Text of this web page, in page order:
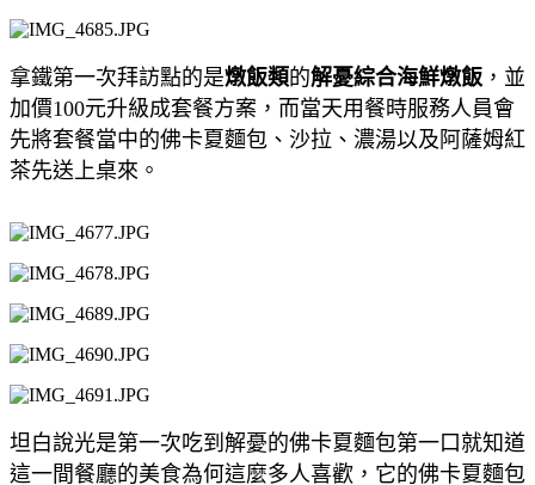
拿鐵第一次拜訪點的是燉飯類的解憂綜合海鮮燉飯 ，並
加價100元升級成套餐方案，而當天用餐時服務人員會
先將套餐當中的佛卡夏麵包、沙拉、濃湯以及阿薩姆紅
茶先送上桌來。
坦白說光是第一次吃到解憂的佛卡夏麵包第一口就知道
這一間餐廳的美食為何這麼多人喜歡，它的佛卡夏麵包